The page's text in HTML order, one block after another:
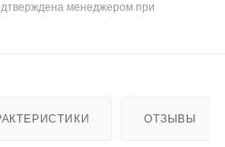
менеджером при
ОТЗЫВЫ